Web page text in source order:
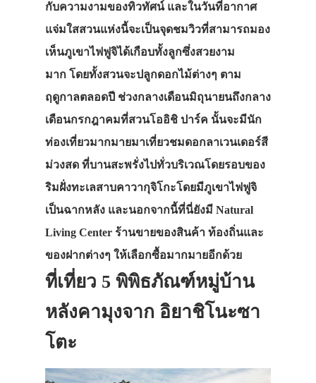
กับความงามของทิวทัศน์ และในวันที่อากาศ
แจ่มใสสวนแห่งนี้จะเป็นจุดชมวิวที่สามารถมอง
เห็นภูเขาไฟฟูจิได้เกือบทั้งลูกซึ่งสวยงาม
มาก โดยทั้งสวนจะปลูกดอกไม้ต่างๆ ตาม
ฤดูกาลตลอดปี ช่วงกลางเดือนมิถุนายนถึงกลาง
เดือนกรกฎาคมที่สวนโออิชิ ปาร์ค นั้นจะมีนัก
ท่องเที่ยวมากมายมาเที่ยวชมดอกลาเวนเดอร์สี
ม่วงสด ที่บานสะพรั่งไปทั่วบริเวณโดยรอบของ
ริมฝั่งทะเลสาบคาวากุจิโกะโดยมีภูเขาไฟฟูจิ
เป็นฉากหลัง และนอกจากนี้ที่นี่ยังมี Natural
Living Center ร้านขายของสินค้า ท้องถิ่นและ
ของฝากต่างๆ ให้เลือกซื้อมากมายอีกด้วย
ที่เที่ยว 5 พิพิธภัณฑ์หมู่บ้าน
หลังคามุงจาก อิยาชิโนะซา
โตะ